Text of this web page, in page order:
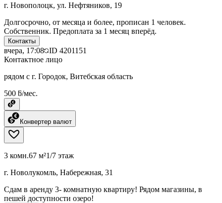
г. Новополоцк, ул. Нефтяников, 19
Долгосрочно, от месяца и более, прописан 1 человек.
Собственник. Предоплата за 1 месяц вперёд.
Контакты
вчера, 17:08 ID 4201151
Контактное лицо
рядом с г. Городок, Витебская область
500 ƃ/мес.
Конвертер валют
3 комн.67 м²1/7 этаж
г. Новолукомль, Набережная, 31
Сдам в аренду 3- комнатную квартиру! Рядом магазины, в
пешей доступности озеро!